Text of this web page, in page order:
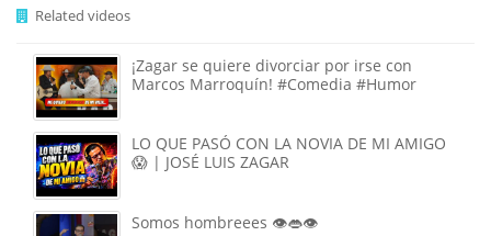
Related videos
¡Zagar se quiere divorciar por irse con
Marcos Marroquín! #Comedia #Humor
LO QUE PASÓ CON LA NOVIA DE MI AMIGO
😱 | JOSÉ LUIS ZAGAR
Somos hombreees 👁️👄👁️